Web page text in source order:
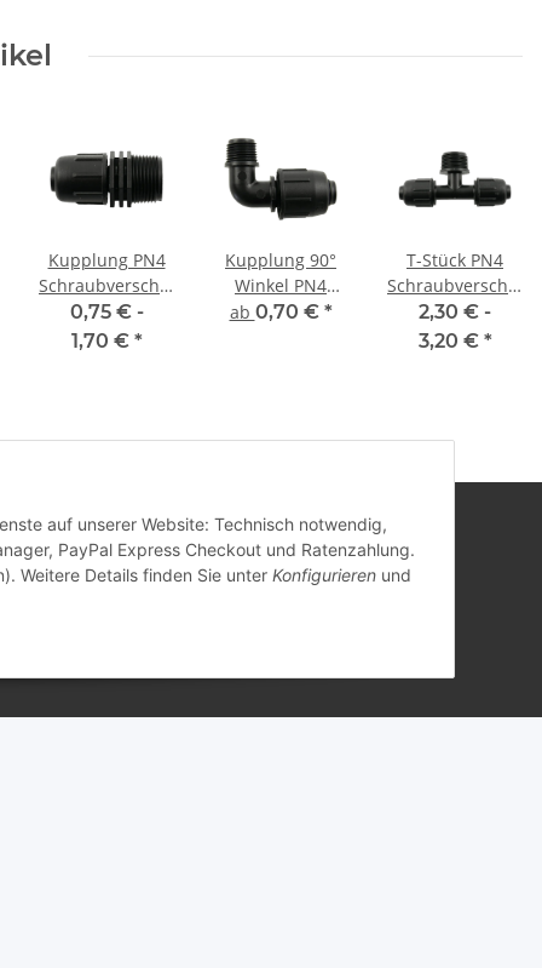
auf unserer Website: Technisch notwendig,
PayPal Express Checkout und Ratenzahlung.
Weitere Details finden Sie unter Konfigurieren und
Kupplung PN4
Schraubverschluss
x AG
0,75 € -
1,70 € *
Kupplung 90°
Winkel PN4
Schraubverschluss
ab 0,70 € *
T-Stück PN4
Schraubverschluss
x AG x
Schraubverschluss
2,30 € -
3,20 € *